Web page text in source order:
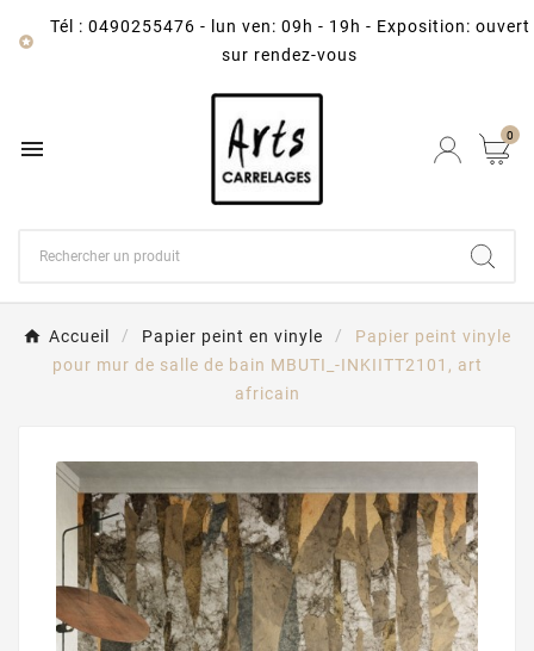

Tél : 0490255476 -
lun ven: 09h - 19h - Exposition: ouvert
sur rendez-vous
 0
Accueil Papier peint en vinyle
Papier peint vinyle
pour mur de salle de bain MBUTI_-INKIITT2101, art
africain